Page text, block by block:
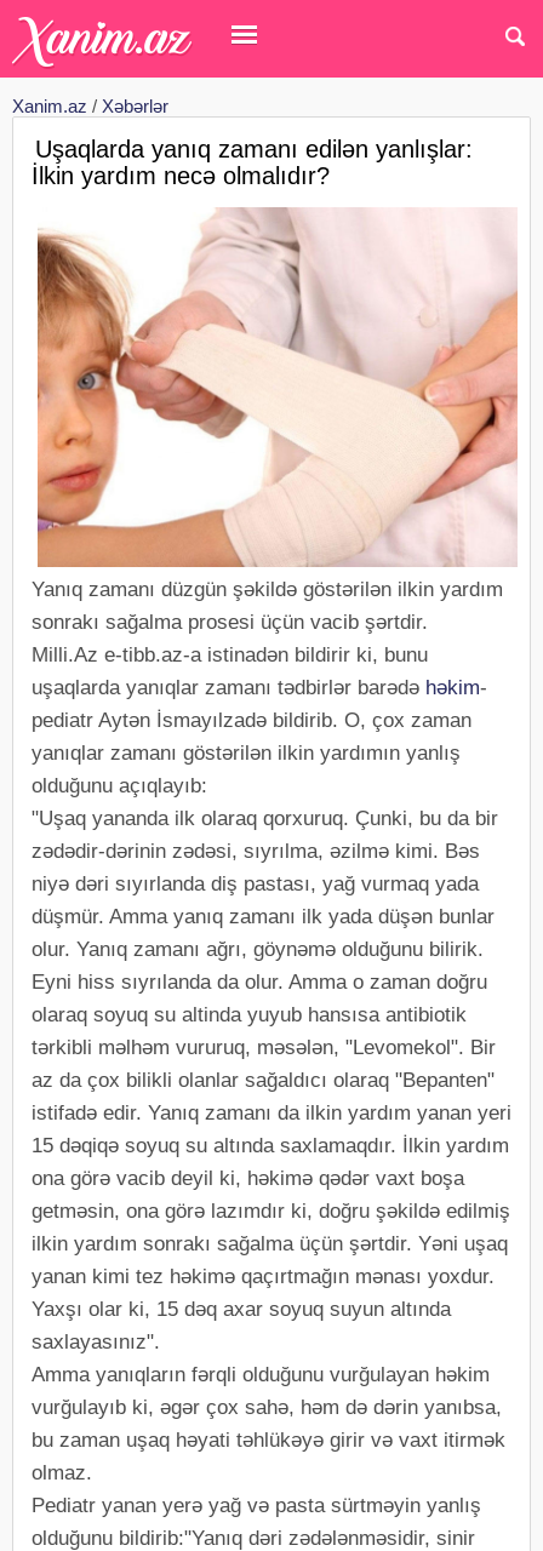
Xanim.az / Xəbərlər
Uşaqlarda yanıq zamanı edilən yanlışlar:
İlkin yardım necə olmalıdır?
Yanıq zamanı düzgün şəkildə göstərilən ilkin yardım
sonrakı sağalma prosesi üçün vacib şərtdir.
Milli.Az e-tibb.az-a istinadən bildirir ki, bunu
uşaqlarda yanıqlar zamanı tədbirlər barədə həkim-
pediatr Aytən İsmayılzadə bildirib. O, çox zaman
yanıqlar zamanı göstərilən ilkin yardımın yanlış
olduğunu açıqlayıb:
"Uşaq yananda ilk olaraq qorxuruq. Çunki, bu da bir
zədədir-dərinin zədəsi, sıyrılma, əzilmə kimi. Bəs
niyə dəri sıyırlanda diş pastası, yağ vurmaq yada
düşmür. Amma yanıq zamanı ilk yada düşən bunlar
olur. Yanıq zamanı ağrı, göynəmə olduğunu bilirik.
Eyni hiss sıyrılanda da olur. Amma o zaman doğru
olaraq soyuq su altinda yuyub hansısa antibiotik
tərkibli məlhəm vururuq, məsələn, "Levomekol". Bir
az da çox bilikli olanlar sağaldıcı olaraq "Bepanten"
istifadə edir. Yanıq zamanı da ilkin yardım yanan yeri
15 dəqiqə soyuq su altında saxlamaqdır. İlkin yardım
ona görə vacib deyil ki, həkimə qədər vaxt boşa
getməsin, ona görə lazımdır ki, doğru şəkildə edilmiş
ilkin yardım sonrakı sağalma üçün şərtdir. Yəni uşaq
yanan kimi tez həkimə qaçırtmağın mənası yoxdur.
Yaxşı olar ki, 15 dəq axar soyuq suyun altında
saxlayasınız".
Amma yanıqların fərqli olduğunu vurğulayan həkim
vurğulayıb ki, əgər çox sahə, həm də dərin yanıbsa,
bu zaman uşaq həyati təhlükəyə girir və vaxt itirmək
olmaz.
Pediatr yanan yerə yağ və pasta sürtməyin yanlış
olduğunu bildirib:"Yanıq dəri zədələnməsidir, sinir